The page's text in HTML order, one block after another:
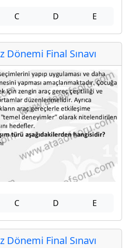
C D E
Dönemi Final Sınavı
C D E
Dönemi Final Sınavı